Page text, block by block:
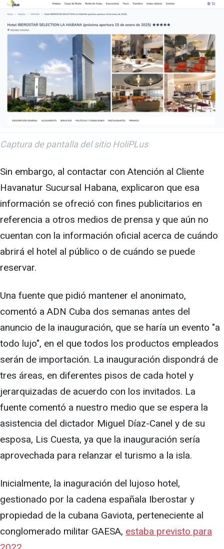
Captura de pantalla del sitio HoliPLus
Sin embargo, al contactar con Atención al Cliente
Havanatur Sucursal Habana, explicaron que esa
información se ofreció con fines publicitarios en
referencia a otros medios de prensa y que aún no
cuentan con la información oficial acerca de cuándo
abrirá el hotel al público o de cuándo se puede
reservar.
Una fuente que pidió mantener el anonimato,
comentó a ADN Cuba dos semanas antes del
anuncio de la inauguración, que se haría un evento "a
todo lujo", en el que todos los productos empleados
serán de importación. La inauguración dispondrá de
tres áreas, en diferentes pisos de cada hotel y
jerarquizadas de acuerdo con los invitados. La
fuente comentó a nuestro medio que se espera la
asistencia del dictador Miguel Díaz-Canel y de su
esposa, Lis Cuesta, ya que la inauguración sería
aprovechada para relanzar el turismo a la isla.
Inicialmente, la inaguración del lujoso hotel,
gestionado por la cadena españala Iberostar y
propiedad de la cubana Gaviota, perteneciente al
conglomerado militar GAESA, estaba previsto para